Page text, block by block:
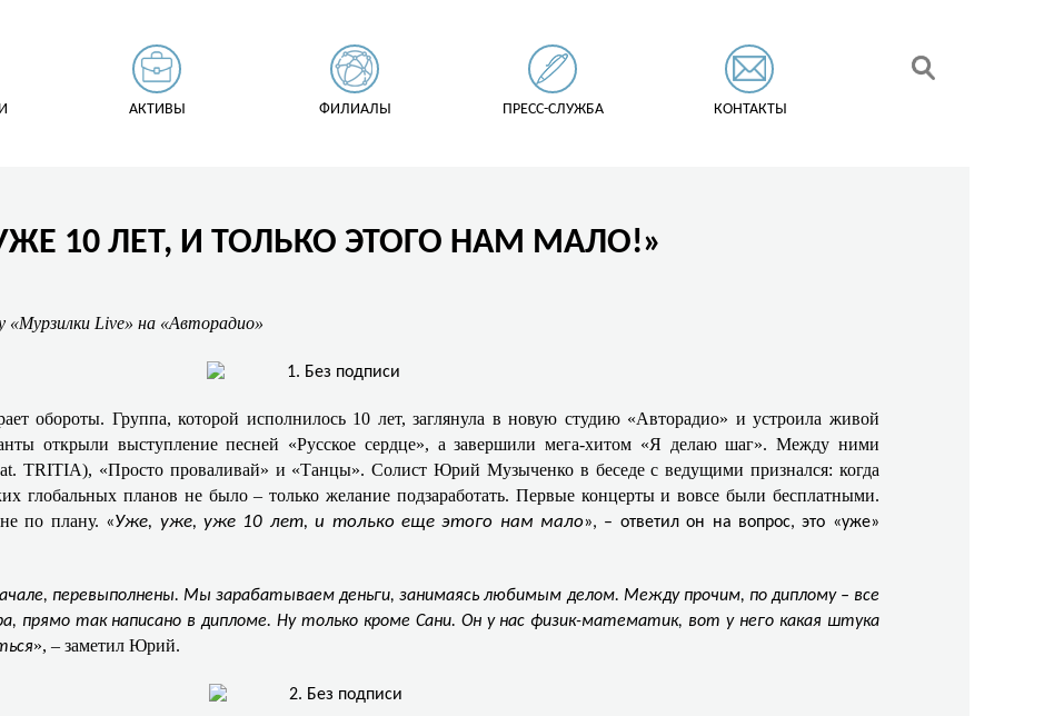
АКТИВЫ ФИЛИАЛЫ ПРЕСС-СЛУЖБА КОНТАКТЫ
10 ЛЕТ, И ТОЛЬКО ЭТОГО НАМ МАЛО!»
Live» на «Авторадио»
обороты. Группа, которой исполнилось 10 лет, заглянула в новую студию «Авторадио» и устроила живой
открыли выступление песней «Русское сердце», а завершили мега-хитом «Я делаю шаг». Между ними
TRITIA), «Просто проваливай» и «Танцы». Солист Юрий Музыченко в беседе с ведущими признался: когда
глобальных планов не было – только желание подзаработать. Первые концерты и вовсе были бесплатными.
по плану. «Уже, уже, уже 10 лет, и только еще этого нам мало», – ответил он на вопрос, это «уже»
перевыполнены. Мы зарабатываем деньги, занимаясь любимым делом. Между прочим, по диплому – все
так написано в дипломе. Ну только кроме Сани. Он у нас физик-математик, вот у него какая штука
», – заметил Юрий.